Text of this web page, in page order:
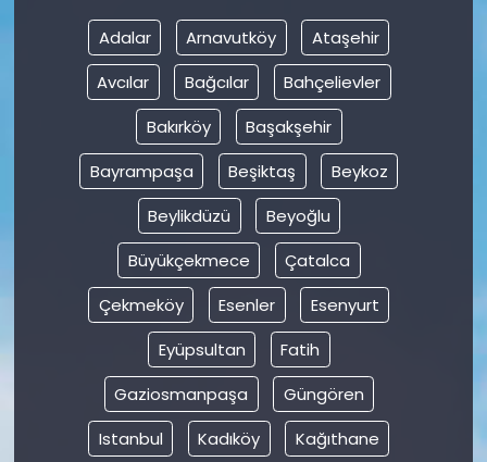
Adalar Arnavutköy
Ataşehir
Avcılar
Bağcılar
Bahçelievler
Bakırköy
Başakşehir
Bayrampaşa
Beşiktaş
Beykoz
Beylikdüzü
Beyoğlu
Büyükçekmece
Çatalca
Çekmeköy
Esenler
Esenyurt
Eyüpsultan
Fatih
Gaziosmanpaşa
Güngören
Istanbul
Kadıköy
Kağıthane